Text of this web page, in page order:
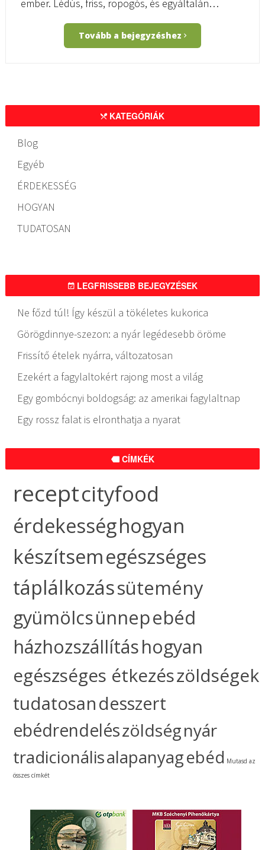
ember. Lédús, friss, ropogós, és egyáltalán…
Tovább a bejegyzéshez
KATEGÓRIÁK
Blog
Egyéb
ÉRDEKESSÉG
HOGYAN
TUDATOSAN
LEGFRISSEBB BEJEGYZÉSEK
Ne főzd túl! Így készül a tökéletes kukorica
Görögdinnye-szezon: a nyár legédesebb öröme
Frissítő ételek nyárra, változatosan
Ezekért a fagylaltokért rajong most a világ
Egy gombócnyi boldogság: az amerikai fagylaltnap
Egy rossz falat is elronthatja a nyarat
CÍMKÉK
receptcityfood
érdekességhogyan
készítsemegészséges
táplálkozássütemény
gyümölcsünnepebéd
házhozszállításhogyan
egészséges étkezészöldségek
tudatosandesszert
ebédrendelészöldségnyár
tradicionálisalapanyagebéd Mutasd az
összes címkét